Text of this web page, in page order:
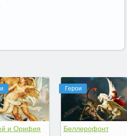
и Орифия
Герои
Беллерофонт